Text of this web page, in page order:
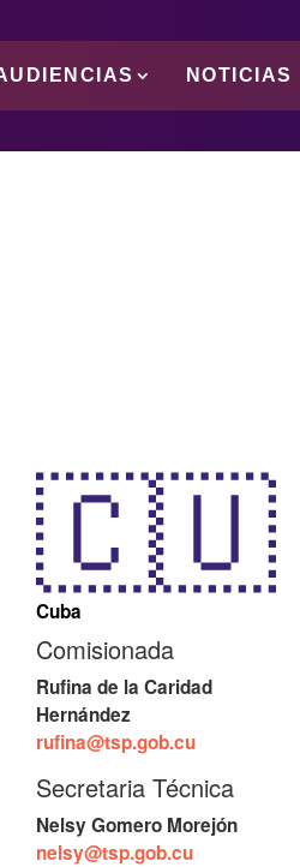
NOTICIAS
🇨🇺
Cuba
Comisionada
Rufina de la Caridad
Hernández
rufina@tsp.gob.cu
Secretaria Técnica
Nelsy Gomero Morejón
nelsy@tsp.gob.cu